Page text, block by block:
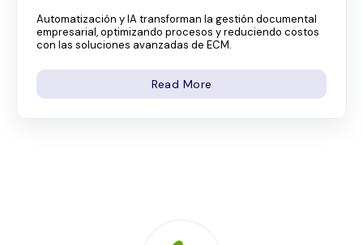
Automatización y IA transforman la gestión documental
empresarial, optimizando procesos y reduciendo costos
con las soluciones avanzadas de ECM.
Read More